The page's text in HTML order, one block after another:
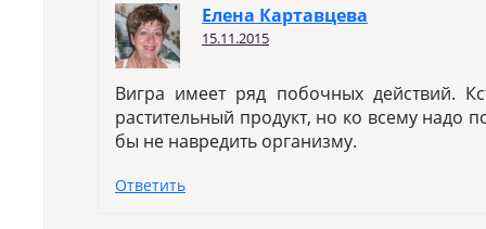
Елена Картавцева
15.11.2015
Вигра имеет ряд побочных действий.
растительный продукт, но ко всему надо
бы не навредить организму.
Ответить